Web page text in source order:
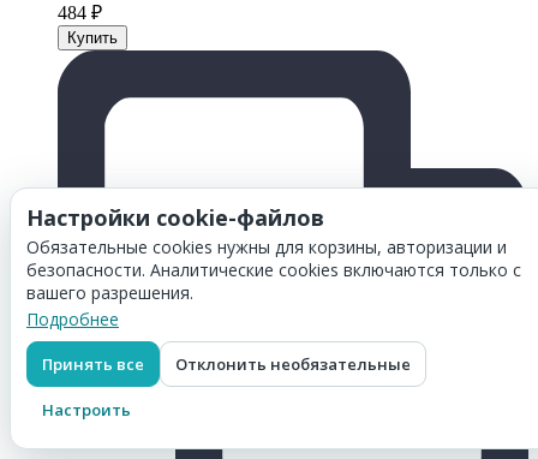
484 ₽
Настройки cookie-файлов
Обязательные cookies нужны для корзины, авторизации и
безопасности. Аналитические cookies включаются только с
вашего разрешения.
Подробнее
Принять все Отклонить необязательные
Настроить